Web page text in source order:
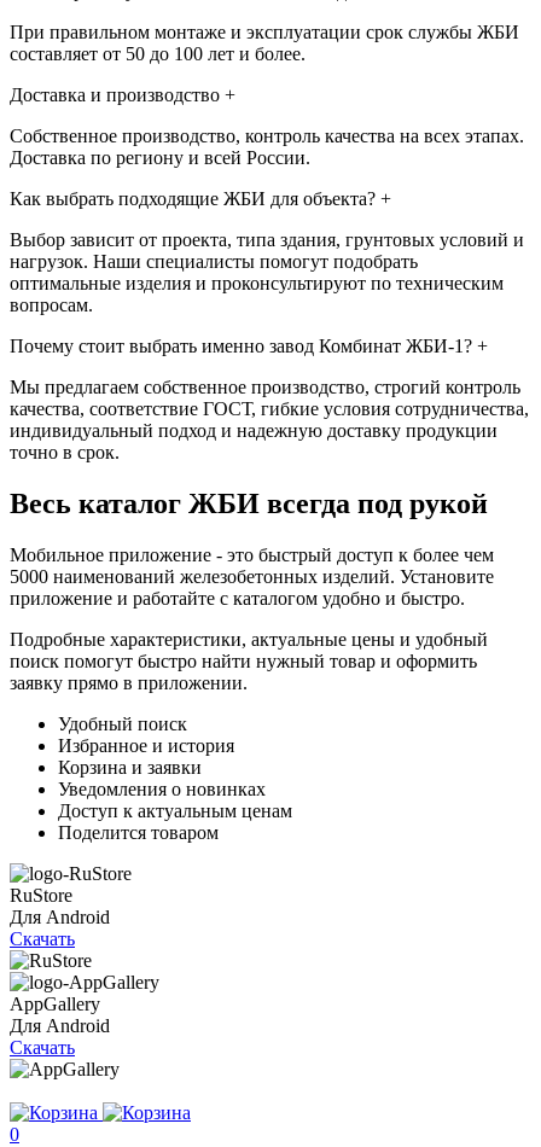
При правильном монтаже и эксплуатации срок службы ЖБИ
составляет от 50 до 100 лет и более.
Доставка и производство +
Собственное производство, контроль качества на всех этапах.
Доставка по региону и всей России.
Как выбрать подходящие ЖБИ для объекта? +
Выбор зависит от проекта, типа здания, грунтовых условий и
нагрузок. Наши специалисты помогут подобрать
оптимальные изделия и проконсультируют по техническим
вопросам.
Почему стоит выбрать именно завод Комбинат ЖБИ-1? +
Мы предлагаем собственное производство, строгий контроль
качества, соответствие ГОСТ, гибкие условия сотрудничества,
индивидуальный подход и надежную доставку продукции
точно в срок.
Весь каталог ЖБИ всегда под рукой
Мобильное приложение - это быстрый доступ к более чем
5000 наименований железобетонных изделий. Установите
приложение и работайте с каталогом удобно и быстро.
Подробные характеристики, актуальные цены и удобный
поиск помогут быстро найти нужный товар и оформить
заявку прямо в приложении.
Удобный поиск
Избранное и история
Корзина и заявки
Уведомления о новинках
Доступ к актуальным ценам
Поделится товаром
RuStore
Для Android
Скачать
AppGallery
Для Android
Скачать
0